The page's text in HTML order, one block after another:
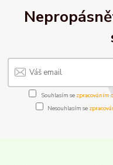
Souhlasím se zpracováním
Nesouhlasím se